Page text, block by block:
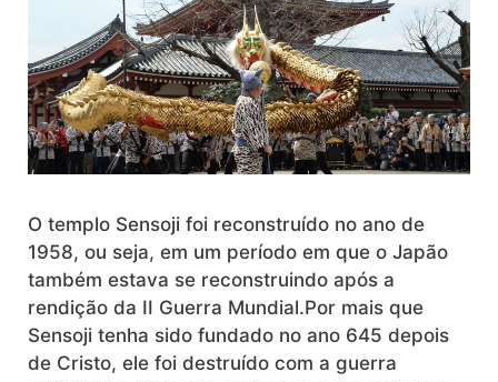
O templo Sensoji foi reconstruído no ano de
1958, ou seja, em um período em que o Japão
também estava se reconstruindo após a
rendição da II Guerra Mundial.Por mais que
Sensoji tenha sido fundado no ano 645 depois
de Cristo, ele foi destruído com a guerra